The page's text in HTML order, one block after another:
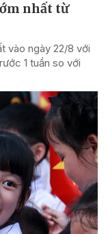
nhất từ
vào ngày 22/8 với
1 tuần so với